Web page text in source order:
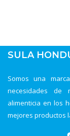
SULA
Somos una
necesidades de
alimenticia en los
mejores productos